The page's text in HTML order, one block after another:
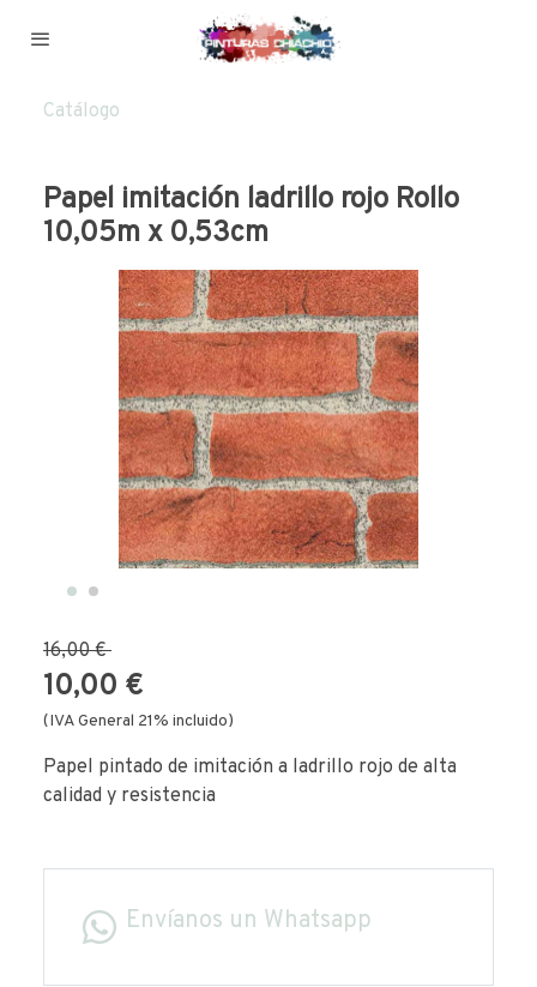
Catálogo
Papel imitación ladrillo rojo Rollo
10,05m x 0,53cm
16,00 €
10,00 €
(IVA General 21% incluido)
Papel pintado de imitación a ladrillo rojo de alta
calidad y resistencia
Envíanos un Whatsapp